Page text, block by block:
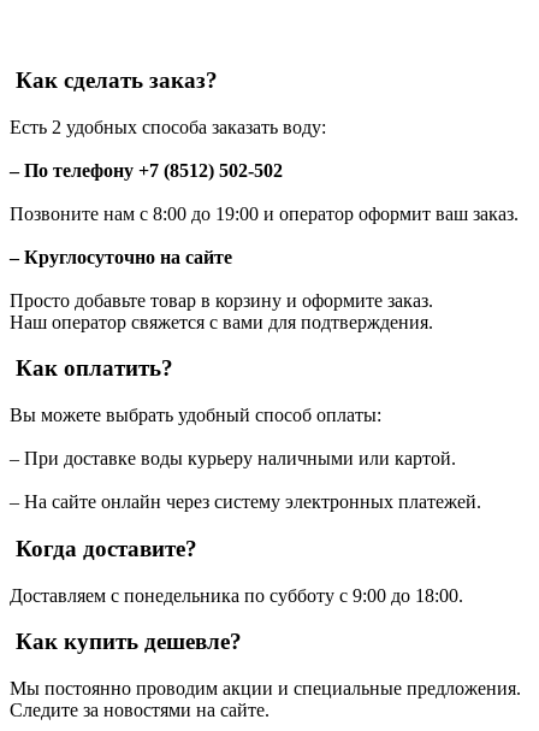
Как сделать заказ?
Есть 2 удобных способа заказать воду:
– По телефону +7 (8512) 502-502
Позвоните нам с 8:00 до 19:00 и оператор оформит ваш заказ.
– Круглосуточно на сайте
Просто добавьте товар в корзину и оформите заказ.
Наш оператор свяжется с вами для подтверждения.
Как оплатить?
Вы можете выбрать удобный способ оплаты:
– При доставке воды курьеру наличными или картой.
– На сайте онлайн через систему электронных платежей.
Когда доставите?
Доставляем с понедельника по субботу с 9:00 до 18:00.
Как купить дешевле?
Мы постоянно проводим акции и специальные предложения.
Следите за новостями на сайте.